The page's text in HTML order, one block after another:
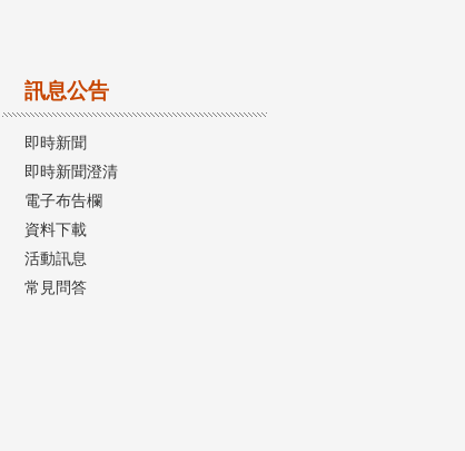
訊息公告
即時新聞
即時新聞澄清
電子布告欄
資料下載
活動訊息
常見問答